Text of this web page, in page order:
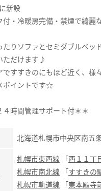
新設
付・冷暖房完備・禁煙で綺麗
たりソファとセミダブルベッ
ただけます♪
ですすきのにもほど近く、様
ポイントです☆
４時間管理サポート付＊＊
北海道札幌市中央区南五
札幌市東西線 「西１１丁
札幌市南北線 「すすきの
札幌市軌道線 「東本願寺